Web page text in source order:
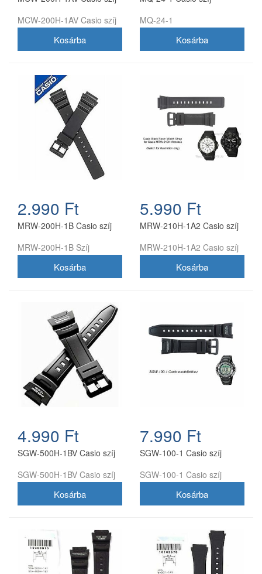
MCW-200H-1AV Casio szíj
MQ-24-1
2.990 Ft
MRW-200H-1B Casio szíj
MRW-200H-1B Szíj
5.990 Ft
MRW-210H-1A2 Casio szíj
MRW-210H-1A2 Casio szíj
4.990 Ft
SGW-500H-1BV Casio szíj
SGW-500H-1BV Casio szíj
7.990 Ft
SGW-100-1 Casio szíj
SGW-100-1 Casio szíj